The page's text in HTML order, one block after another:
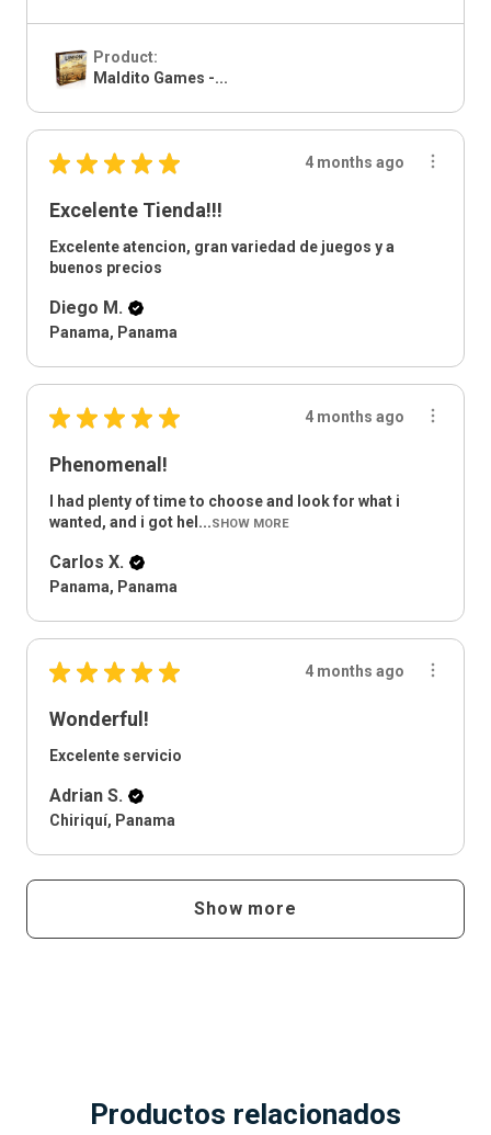
Product:
Maldito Games -...
★ ★ ★ ★ ★ 4 months ago
Excelente Tienda!!!
Excelente atencion, gran variedad de juegos y a
buenos precios
Diego M.
Panama, Panama
★ ★ ★ ★ ★ 4 months ago
Phenomenal!
I had plenty of time to choose and look for what i
wanted, and i got hel...SHOW MORE
Carlos X.
Panama, Panama
★ ★ ★ ★ ★ 4 months ago
Wonderful!
Excelente servicio
Adrian S.
Chiriquí, Panama
Show more
Productos relacionados